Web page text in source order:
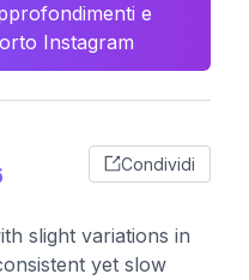
e
Instagram
Condividi
slight variations in
yet slow